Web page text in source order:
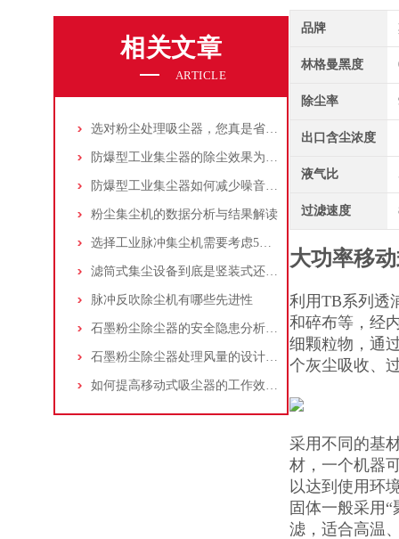
相关文章
ARTICLE
选对粉尘处理吸尘器，您真是省了很多事！
防爆型工业集尘器的除尘效果为何不佳？
防爆型工业集尘器如何减少噪音?三个方法轻松解决
粉尘集尘机的数据分析与结果解读
选择工业脉冲集尘机需要考虑5大因素,你都了解吗?
滤筒式集尘设备到底是竖装式还是横装式？
脉冲反吹除尘机有哪些先进性
石墨粉尘除尘器的安全隐患分析及应对措施
石墨粉尘除尘器处理风量的设计，你了解多少
如何提高移动式吸尘器的工作效率？
品牌
林格曼黑度
除尘率
出口含尘浓度
液气比
过滤速度
大功率移
利用TB系列透
和碎布等，经
细颗粒物，通
个灰尘吸收、
采用不同的基
材，一个机器
以达到使用环
固体一般采用
滤，适合高温